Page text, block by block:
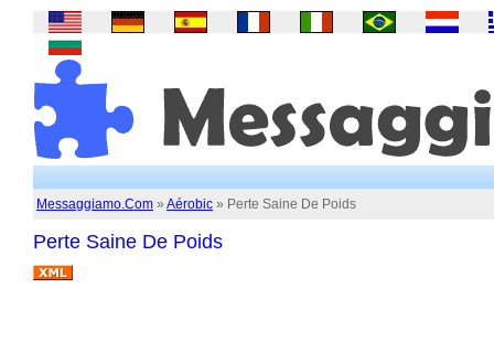
Messaggiamo.Com » Aérobic » Perte Saine De Poids
Perte Saine De Poids